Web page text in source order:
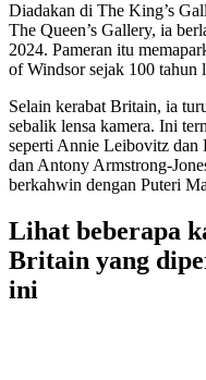
Diadakan di The King’s
The Queen’s Gallery, ia
2024. Pameran itu
of Windsor sejak 100 tahun
Selain kerabat Britain, ia
sebalik lensa kamera. Ini
seperti Annie Leibovitz dan
dan Antony Armstrong-
berkahwin dengan Puteri
Lihat beberapa
Britain yang
ini